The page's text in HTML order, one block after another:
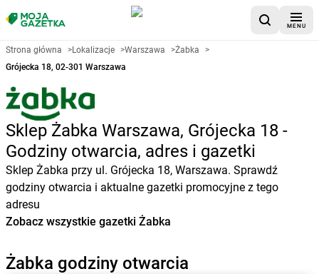
MENU
Strona główna >Lokalizacje >Warszawa >Żabka
>
Grójecka 18, 02-301 Warszawa
Sklep Żabka Warszawa, Grójecka 18 -
Godziny otwarcia, adres i gazetki
Sklep Żabka przy ul. Grójecka 18, Warszawa. Sprawdź
godziny otwarcia i aktualne gazetki promocyjne z tego
adresu
Zobacz wszystkie gazetki Żabka
Żabka godziny otwarcia